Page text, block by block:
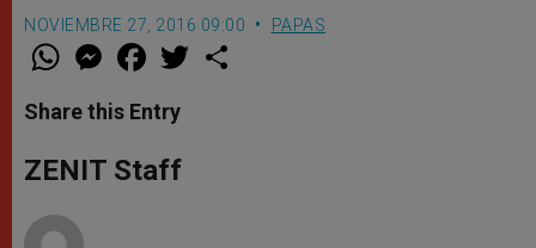
NOVIEMBRE 27, 2016 09:00 PAPAS
W
t
s
p
p
M
e
s
e
g
e
F
a
e
b
o
k
w
Share this Entry
ZENIT Staff